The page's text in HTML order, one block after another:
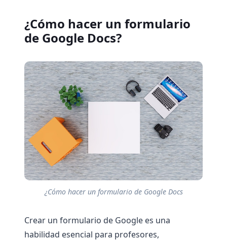
¿Cómo hacer un formulario
de Google Docs?
¿Cómo hacer un formulario de Google Docs
Crear un formulario de Google es una
habilidad esencial para profesores,